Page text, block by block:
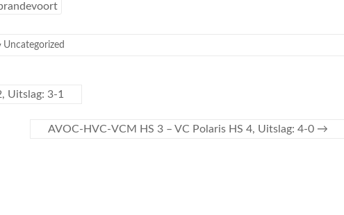
Uncategorized
Uitslag: 3-1
AVOC-HVC-VCM HS 3 – VC Polaris HS 4, Uitslag: 4-0 →